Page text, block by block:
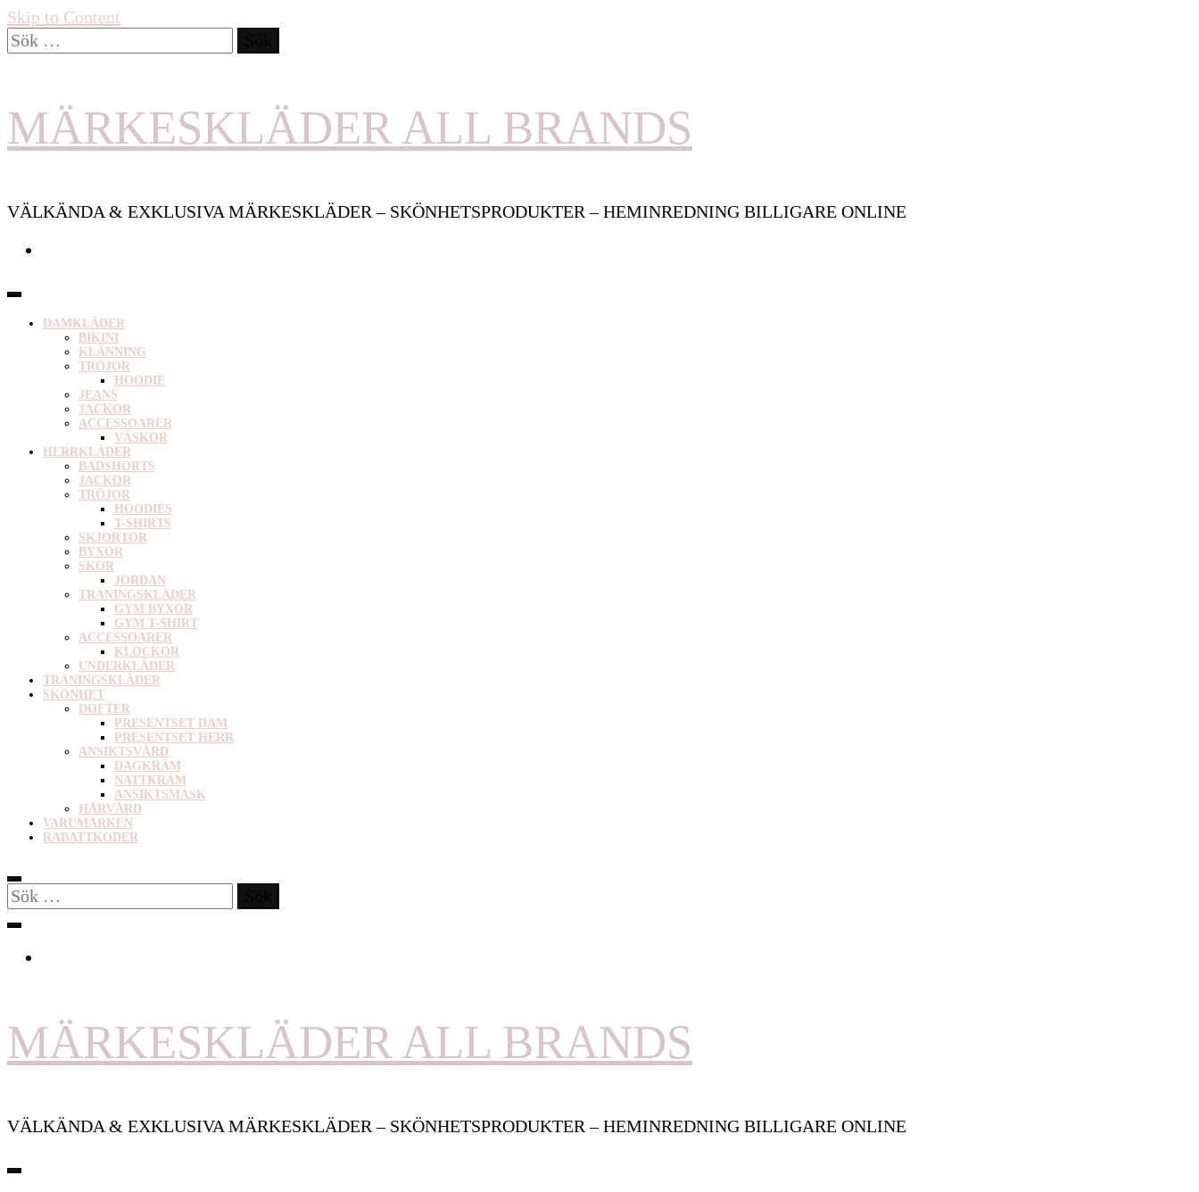
Skip to Content
Sök
efter:
MÄRKESKLÄDER ALL BRANDS
VÄLKÄNDA & EXKLUSIVA MÄRKESKLÄDER – SKÖNHETSPRODUKTER – HEMINREDNING BILLIGARE ONLINE
DAMKLÄDER
BIKINI
KLÄNNING
TRÖJOR
HOODIE
JEANS
JACKOR
ACCESSOARER
VÄSKOR
HERRKLÄDER
BADSHORTS
JACKOR
TRÖJOR
HOODIES
T-SHIRTS
SKJORTOR
BYXOR
SKOR
JORDAN
TRÄNINGSKLÄDER
GYM BYXOR
GYM T-SHIRT
ACCESSOARER
KLOCKOR
UNDERKLÄDER
TRÄNINGSKLÄDER
SKÖNHET
DOFTER
PRESENTSET DAM
PRESENTSET HERR
ANSIKTSVÅRD
DAGKRÄM
NATTKRÄM
ANSIKTSMASK
HÅRVÅRD
VARUMÄRKEN
RABATTKODER
Sök
efter:
MÄRKESKLÄDER ALL BRANDS
VÄLKÄNDA & EXKLUSIVA MÄRKESKLÄDER – SKÖNHETSPRODUKTER – HEMINREDNING BILLIGARE ONLINE